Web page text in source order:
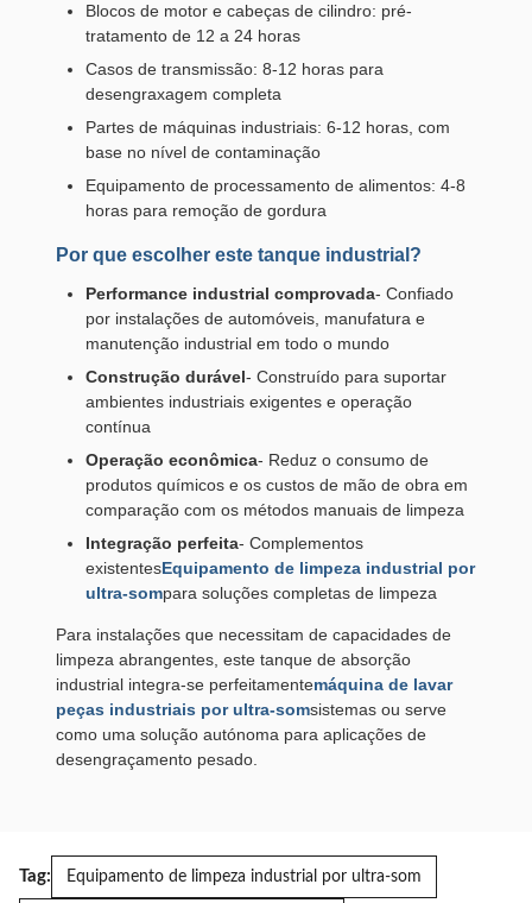
Blocos de motor e cabeças de cilindro: pré-
tratamento de 12 a 24 horas
Casos de transmissão: 8-12 horas para
desengraxagem completa
Partes de máquinas industriais: 6-12 horas, com
base no nível de contaminação
Equipamento de processamento de alimentos: 4-8
horas para remoção de gordura
Por que escolher este tanque industrial?
Performance industrial comprovada- Confiado
por instalações de automóveis, manufatura e
manutenção industrial em todo o mundo
Construção durável- Construído para suportar
ambientes industriais exigentes e operação
contínua
Operação econômica- Reduz o consumo de
produtos químicos e os custos de mão de obra em
comparação com os métodos manuais de limpeza
Integração perfeita- Complementos
existentesEquipamento de limpeza industrial por
ultra-sompara soluções completas de limpeza
Para instalações que necessitam de capacidades de
limpeza abrangentes, este tanque de absorção
industrial integra-se perfeitamentemáquina de lavar
peças industriais por ultra-somsistemas ou serve
como uma solução autónoma para aplicações de
desengraçamento pesado.
Tag: Equipamento de limpeza industrial por ultra-som